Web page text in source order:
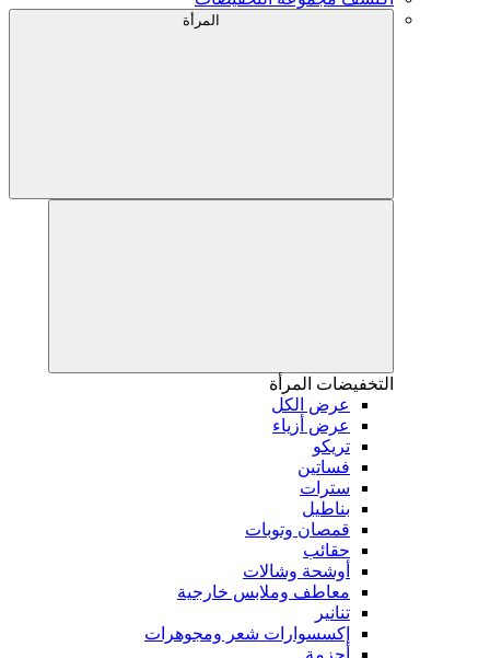
التخفيضات المرأة
عرض الكل
عرض أزياء
تريكو
فساتين
سترات
بناطيل
قمصان وتوبات
حقائب
أوشحة وشالات
معاطف وملابس خارجية
تنانير
إكسسوارات شعر ومجوهرات
أحزمة